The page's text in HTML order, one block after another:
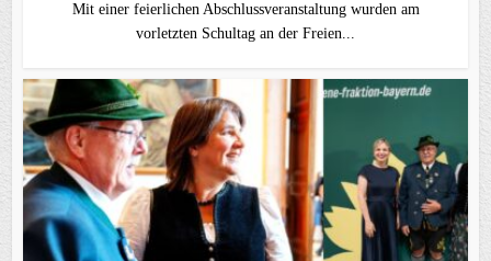
Mit einer feierlichen Abschlussveranstaltung wurden am
vorletzten Schultag an der Freien...